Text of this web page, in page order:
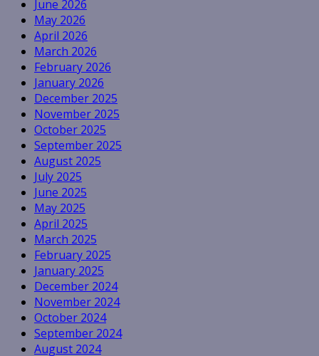
June 2026
May 2026
April 2026
March 2026
February 2026
January 2026
December 2025
November 2025
October 2025
September 2025
August 2025
July 2025
June 2025
May 2025
April 2025
March 2025
February 2025
January 2025
December 2024
November 2024
October 2024
September 2024
August 2024